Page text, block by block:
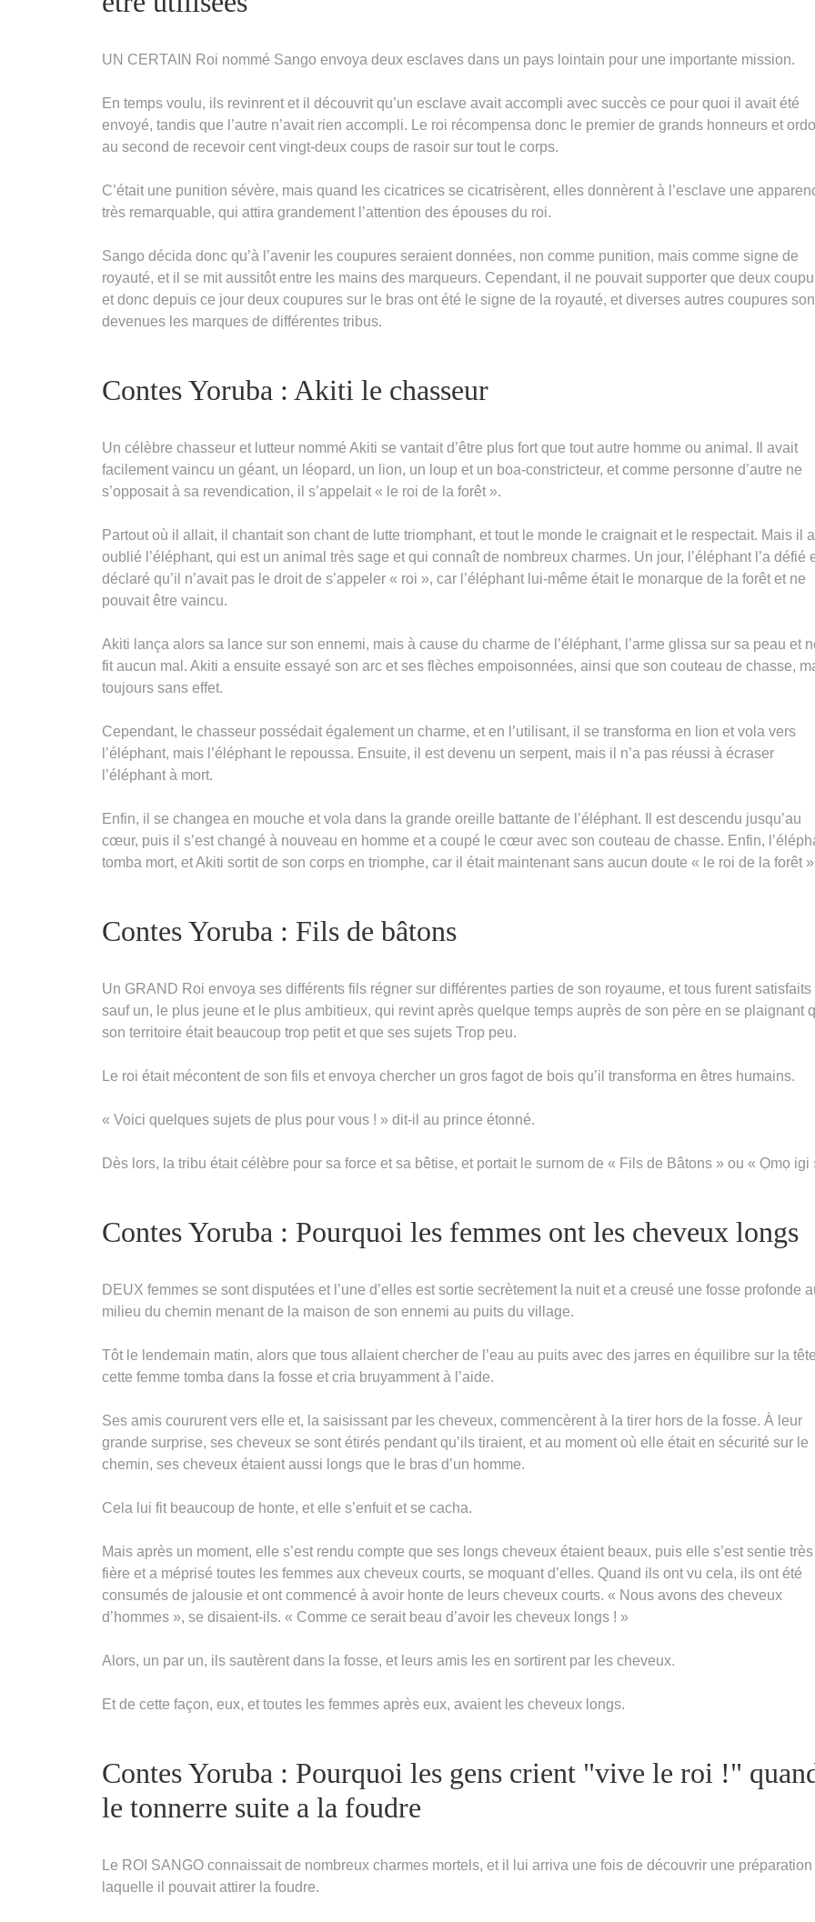
UN CERTAIN Roi nommé Sango envoya deux esclaves dans un pays lointain pour une importante mission.
En temps voulu, ils revinrent et il découvrit qu’un esclave avait accompli avec succès ce pour quoi il avait été
envoyé, tandis que l’autre n’avait rien accompli. Le roi récompensa donc le premier de grands honneurs et
au second de recevoir cent vingt-deux coups de rasoir sur tout le corps.
C’était une punition sévère, mais quand les cicatrices se cicatrisèrent, elles donnèrent à l’esclave une
très remarquable, qui attira grandement l’attention des épouses du roi.
Sango décida donc qu’à l’avenir les coupures seraient données, non comme punition, mais comme signe de
royauté, et il se mit aussitôt entre les mains des marqueurs. Cependant, il ne pouvait supporter que deux
et donc depuis ce jour deux coupures sur le bras ont été le signe de la royauté, et diverses autres coupures
devenues les marques de différentes tribus.
Contes Yoruba : Akiti le chasseur
Un célèbre chasseur et lutteur nommé Akiti se vantait d’être plus fort que tout autre homme ou animal. Il avait
facilement vaincu un géant, un léopard, un lion, un loup et un boa-constricteur, et comme personne d’autre ne
s’opposait à sa revendication, il s’appelait « le roi de la forêt ».
Partout où il allait, il chantait son chant de lutte triomphant, et tout le monde le craignait et le respectait. Mais il
oublié l’éléphant, qui est un animal très sage et qui connaît de nombreux charmes. Un jour, l’éléphant l’a défié
déclaré qu’il n’avait pas le droit de s’appeler « roi », car l’éléphant lui-même était le monarque de la forêt et ne
pouvait être vaincu.
Akiti lança alors sa lance sur son ennemi, mais à cause du charme de l’éléphant, l’arme glissa sur sa peau et
fit aucun mal. Akiti a ensuite essayé son arc et ses flèches empoisonnées, ainsi que son couteau de chasse,
toujours sans effet.
Cependant, le chasseur possédait également un charme, et en l’utilisant, il se transforma en lion et vola vers
l’éléphant, mais l’éléphant le repoussa. Ensuite, il est devenu un serpent, mais il n’a pas réussi à écraser
l’éléphant à mort.
Enfin, il se changea en mouche et vola dans la grande oreille battante de l’éléphant. Il est descendu jusqu’au
cœur, puis il s’est changé à nouveau en homme et a coupé le cœur avec son couteau de chasse. Enfin,
tomba mort, et Akiti sortit de son corps en triomphe, car il était maintenant sans aucun doute « le roi de la forêt
Contes Yoruba : Fils de bâtons
Un GRAND Roi envoya ses différents fils régner sur différentes parties de son royaume, et tous furent satisfaits
sauf un, le plus jeune et le plus ambitieux, qui revint après quelque temps auprès de son père en se plaignant
son territoire était beaucoup trop petit et que ses sujets Trop peu.
Le roi était mécontent de son fils et envoya chercher un gros fagot de bois qu’il transforma en êtres humains.
« Voici quelques sujets de plus pour vous ! » dit-il au prince étonné.
Dès lors, la tribu était célèbre pour sa force et sa bêtise, et portait le surnom de « Fils de Bâtons » ou « Ọmọ igi
Contes Yoruba : Pourquoi les femmes ont les cheveux longs
DEUX femmes se sont disputées et l’une d’elles est sortie secrètement la nuit et a creusé une fosse profonde
milieu du chemin menant de la maison de son ennemi au puits du village.
Tôt le lendemain matin, alors que tous allaient chercher de l’eau au puits avec des jarres en équilibre sur la
cette femme tomba dans la fosse et cria bruyamment à l’aide.
Ses amis coururent vers elle et, la saisissant par les cheveux, commencèrent à la tirer hors de la fosse. À leur
grande surprise, ses cheveux se sont étirés pendant qu’ils tiraient, et au moment où elle était en sécurité sur le
chemin, ses cheveux étaient aussi longs que le bras d’un homme.
Cela lui fit beaucoup de honte, et elle s’enfuit et se cacha.
Mais après un moment, elle s’est rendu compte que ses longs cheveux étaient beaux, puis elle s’est sentie très
fière et a méprisé toutes les femmes aux cheveux courts, se moquant d’elles. Quand ils ont vu cela, ils ont été
consumés de jalousie et ont commencé à avoir honte de leurs cheveux courts. « Nous avons des cheveux
d’hommes », se disaient-ils. « Comme ce serait beau d’avoir les cheveux longs ! »
Alors, un par un, ils sautèrent dans la fosse, et leurs amis les en sortirent par les cheveux.
Et de cette façon, eux, et toutes les femmes après eux, avaient les cheveux longs.
Contes Yoruba : Pourquoi les gens crient "vive le roi !"
le tonnerre suite a la foudre
Le ROI SANGO connaissait de nombreux charmes mortels, et il lui arriva une fois de découvrir une préparation
laquelle il pouvait attirer la foudre.